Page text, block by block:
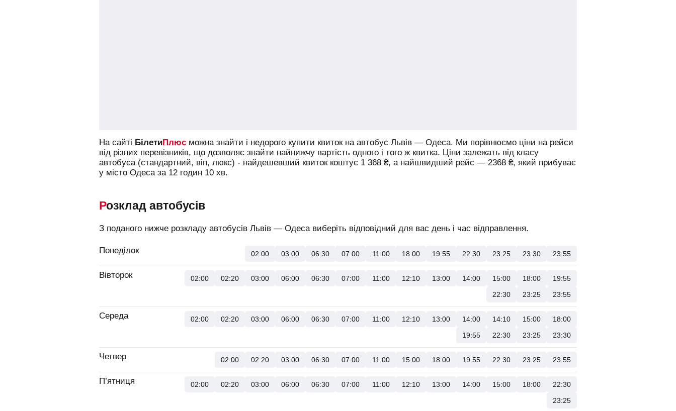
На сайті БілетиПлюс можна знайти і недорого купити квиток на автобус Львів — Одеса. Ми порівнюємо ціни на рейси
від різних перевізників, що дозволяє знайти найнижчу вартість одного і того ж квитка. Ціни залежать від класу
автобуса (стандартний, віп, люкс) - найдешевший квиток коштує 1 368 ₴, а найшвидший рейс — 2368 ₴, який прибуває
у місто Одеса за 12 годин 10 хв.
Розклад автобусів
З поданого нижче розкладу автобусів Львів — Одеса виберіть відповідний для вас день і час відправлення.
Понеділок 02:00 03:00 06:30 07:00 11:00 18:00 19:55 22:30 23:25 23:30 23:55
Вівторок 02:00 02:20 03:00 06:00 06:30 07:00 11:00 12:10 13:00 14:00 15:00 18:00
19:55
22:30
23:25 23:55
Середа 02:00 02:20 03:00 06:00 06:30 07:00 11:00 12:10 13:00 14:00 14:10 15:00
18:00
19:55
22:30 23:25 23:30
Четвер 02:00 02:20 03:00 06:30 07:00 11:00 15:00 18:00 19:55 22:30 23:25 23:55
П’ятниця 02:00 02:20 03:00 06:00 06:30 07:00 11:00 12:10 13:00 14:00 15:00 18:00
22:30
23:25